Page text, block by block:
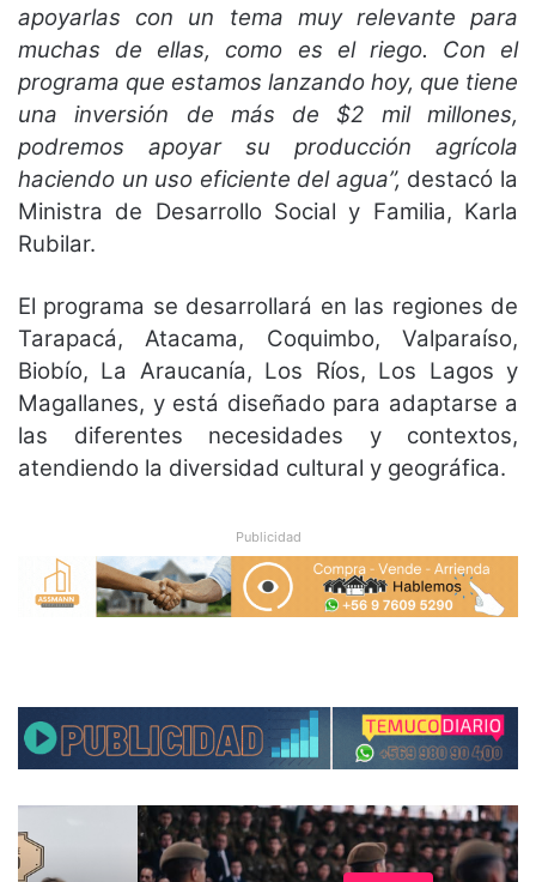
apoyarlas con un tema muy relevante para
muchas de ellas, como es el riego. Con el
programa que estamos lanzando hoy, que tiene
una inversión de más de $2 mil millones,
podremos apoyar su producción agrícola
haciendo un uso eficiente del agua”, destacó la
Ministra de Desarrollo Social y Familia, Karla
Rubilar.
El programa se desarrollará en las regiones de
Tarapacá, Atacama, Coquimbo, Valparaíso,
Biobío, La Araucanía, Los Ríos, Los Lagos y
Magallanes, y está diseñado para adaptarse a
las diferentes necesidades y contextos,
atendiendo la diversidad cultural y geográfica.
Publicidad